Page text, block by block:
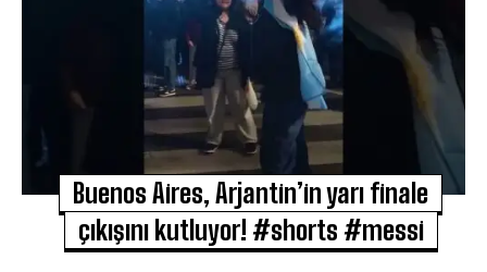
Buenos Aires, Arjantin’in yarı finale
çıkışını kutluyor! #shorts #messi